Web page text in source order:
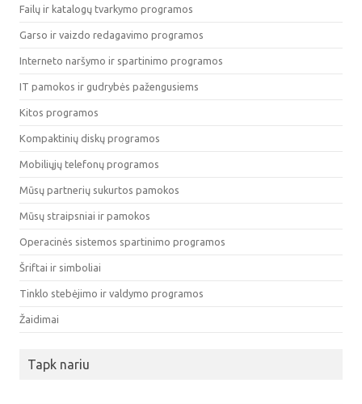
Failų ir katalogų tvarkymo programos
Garso ir vaizdo redagavimo programos
Interneto naršymo ir spartinimo programos
IT pamokos ir gudrybės pažengusiems
Kitos programos
Kompaktinių diskų programos
Mobiliųjų telefonų programos
Mūsų partnerių sukurtos pamokos
Mūsų straipsniai ir pamokos
Operacinės sistemos spartinimo programos
Šriftai ir simboliai
Tinklo stebėjimo ir valdymo programos
Žaidimai
Tapk nariu